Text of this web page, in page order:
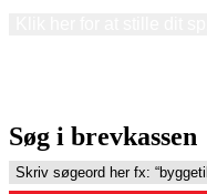
Søg i brevkassen